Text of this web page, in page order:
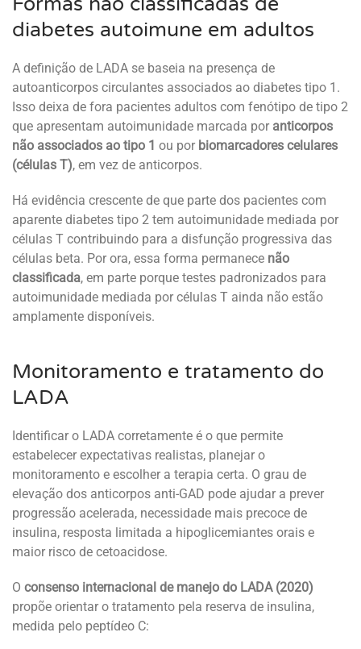
diabetes autoimune em adultos
A definição de LADA se baseia na presença de
autoanticorpos circulantes associados ao diabetes tipo 1.
Isso deixa de fora pacientes adultos com fenótipo de tipo 2
que apresentam autoimunidade marcada por anticorpos
não associados ao tipo 1 ou por biomarcadores celulares
(células T), em vez de anticorpos.
Há evidência crescente de que parte dos pacientes com
aparente diabetes tipo 2 tem autoimunidade mediada por
células T contribuindo para a disfunção progressiva das
células beta. Por ora, essa forma permanece não
classificada, em parte porque testes padronizados para
autoimunidade mediada por células T ainda não estão
amplamente disponíveis.
Monitoramento e tratamento do
LADA
Identificar o LADA corretamente é o que permite
estabelecer expectativas realistas, planejar o
monitoramento e escolher a terapia certa. O grau de
elevação dos anticorpos anti-GAD pode ajudar a prever
progressão acelerada, necessidade mais precoce de
insulina, resposta limitada a hipoglicemiantes orais e
maior risco de cetoacidose.
O consenso internacional de manejo do LADA (2020)
propõe orientar o tratamento pela reserva de insulina,
medida pelo peptídeo C: